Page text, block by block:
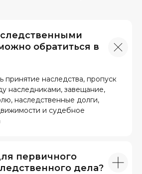
обратиться в
принятие наследства, пропуск
наследниками, завещание,
наследственные долги,
и судебное
первичного
дела?